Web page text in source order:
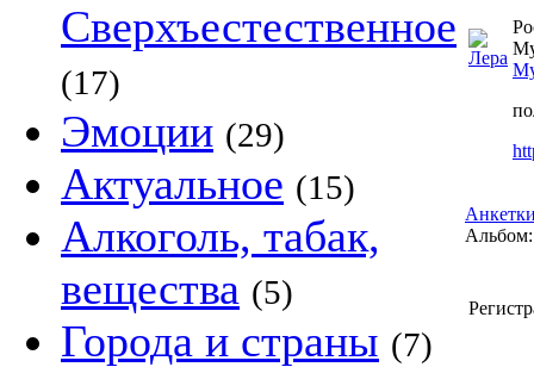
Сверхъестественное
(17)
Эмоции (29)
Актуальное (15)
Алкоголь, табак,
вещества (5)
Города и страны (7)